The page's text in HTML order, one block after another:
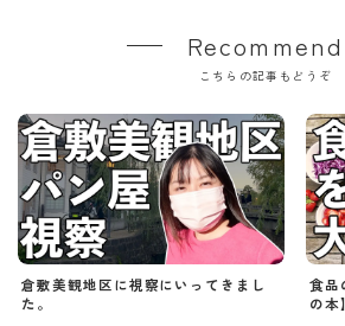
Recommend
こちらの記事もどうぞ
倉敷美観地区に視察にいってきまし
た。
食品
の本】